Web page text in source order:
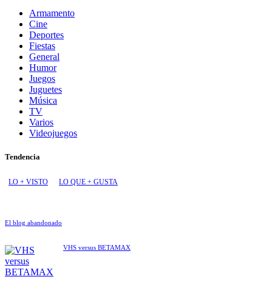
Armamento
Cine
Deportes
Fiestas
General
Humor
Juegos
Juguetes
Música
TV
Varios
Videojuegos
Tendencia
LO + VISTO LO QUE + GUSTA
El blog abandonado
VHS versus BETAMAX